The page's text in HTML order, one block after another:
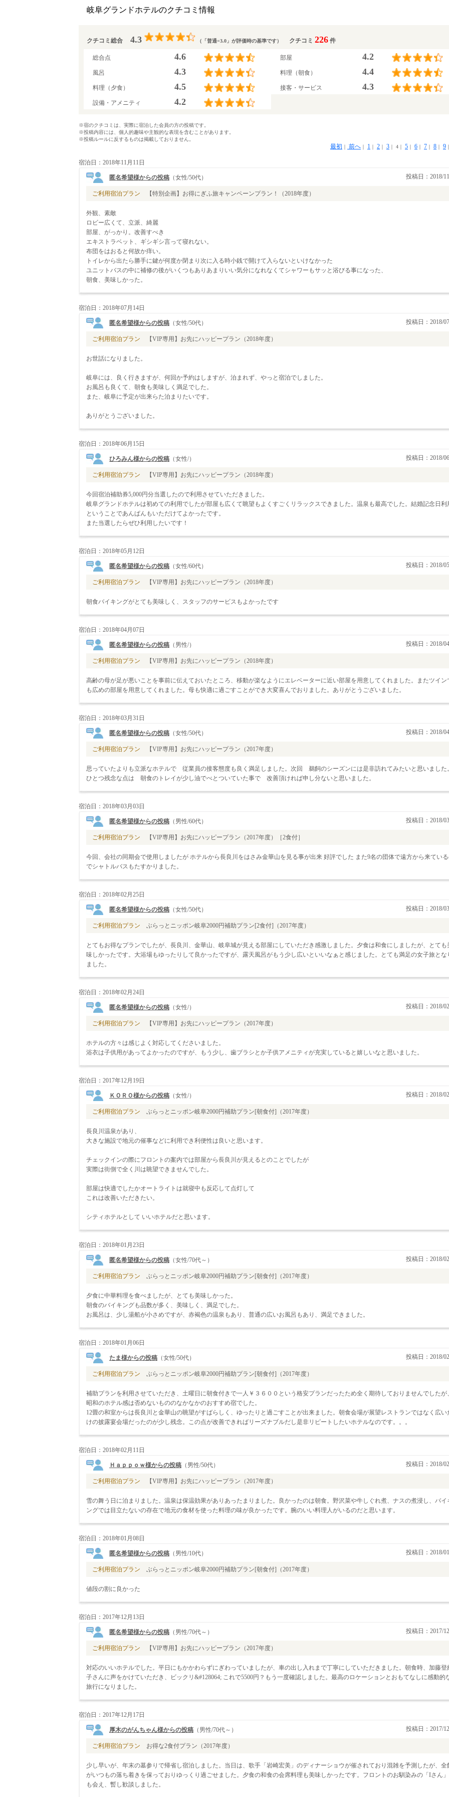
岐阜グランドホテルのクチコミ情報
クチコミ総合 4.3 （「普通=3.0」が評価時の基準です） クチコミ 226 件
総合点 4.6 部屋 4.2
風呂 4.3 料理（朝食） 4.4
料理（夕食） 4.5 接客・サービス 4.3
設備・アメニティ 4.2
※宿のクチコミは、実際に宿泊した会員の方の投稿です。
※投稿内容には、個人的趣味や主観的な表現を含むことがあります。
※投稿ルールに反するものは掲載しておりません。
最初 ｜ 前へ ｜ 1 ｜ 2 ｜ 3 ｜ 4 ｜ 5 ｜ 6 ｜ 7 ｜ 8 ｜ 9
宿泊日：2018年11月11日
匿名希望様からの投稿 （女性/50代） 投稿日：2018/
ご利用宿泊プラン 【特別企画】お得にぎふ旅キャンペーンプラン！（2018年度）
外観、素敵
ロビー広くて、立派、綺麗
部屋、がっかり。改善すべき
エキストラベット、ギシギシ言って寝れない。
布団をはおると何故か痒い。
トイレから出たら勝手に鍵が何度か閉まり次に入る時小銭で開けて入らないといけなかった
ユニットバスの中に補修の後がいくつもありあまりいい気分になれなくてシャワーもサッと浴びる事になった、
朝食、美味しかった。
宿泊日：2018年07月14日
匿名希望様からの投稿 （女性/50代） 投稿日：2018/
ご利用宿泊プラン 【VIP専用】お先にハッピープラン（2018年度）
お世話になりました。
岐阜には、良く行きますが、何回か予約はしますが、泊まれず、やっと宿泊でしました。
お風呂も良くて、朝食も美味しく満足でした。
また、岐阜に予定が出来らた泊まりたいです。
ありがとうございました。
宿泊日：2018年06月15日
ひろみん様からの投稿 （女性/） 投稿日：2018/
ご利用宿泊プラン 【VIP専用】お先にハッピープラン（2018年度）
今回宿泊補助券5,000円分当選したので利用させていただきました。
岐阜グランドホテルは初めての利用でしたが部屋も広くて眺望もよくすごくリラックスできました。温泉も最高でした。結婚記念日利
ということであんぱんもいただけてよかったです。
また当選したらぜひ利用したいです！
宿泊日：2018年05月12日
匿名希望様からの投稿 （女性/60代） 投稿日：2018/
ご利用宿泊プラン 【VIP専用】お先にハッピープラン（2018年度）
朝食バイキングがとても美味しく、スタッフのサービスもよかったです
宿泊日：2018年04月07日
匿名希望様からの投稿 （男性/） 投稿日：2018/
ご利用宿泊プラン 【VIP専用】お先にハッピープラン（2018年度）
高齢の母が足が悪いことを事前に伝えておいたところ、移動が楽なようにエレベーターに近い部屋を用意してくれました。またツイン
も広めの部屋を用意してくれました。母も快適に過ごすことができ大変喜んでおりました。ありがとうございました。
宿泊日：2018年03月31日
匿名希望様からの投稿 （女性/50代） 投稿日：2018/
ご利用宿泊プラン 【VIP専用】お先にハッピープラン（2017年度）
思っていたよりも立派なホテルで 従業員の接客態度も良く満足しました。次回 鵜飼のシーズンには是非訪れてみたいと思いました
ひとつ残念な点は 朝食のトレイが少し油でべとついていた事で 改善頂ければ申し分ないと思いました。
宿泊日：2018年03月03日
匿名希望様からの投稿 （男性/60代） 投稿日：2018/
ご利用宿泊プラン 【VIP専用】お先にハッピープラン（2017年度）［2食付］
今回、会社の同期会で使用しましたが ホテルから長良川をはさみ金華山を見る事が出来 好評でした また9名の団体で遠方から来てい
でシャトルバスもたすかりました。
宿泊日：2018年02月25日
匿名希望様からの投稿 （女性/50代） 投稿日：2018/
ご利用宿泊プラン ぶらっとニッポン岐阜2000円補助プラン[2食付]（2017年度）
とてもお得なプランでしたが、長良川、金華山、岐阜城が見える部屋にしていただき感激しました。夕食は和食にしましたが、とても
味しかったです。大浴場もゆったりして良かったですが、露天風呂がもう少し広いといいなぁと感じました。とても満足の女子旅とな
ました。
宿泊日：2018年02月24日
匿名希望様からの投稿 （女性/） 投稿日：2018/
ご利用宿泊プラン 【VIP専用】お先にハッピープラン（2017年度）
ホテルの方々は感じよく対応してくださいました。
浴衣は子供用があってよかったのですが、もう少し、歯ブラシとか子供アメニティが充実していると嬉しいなと思いました。
宿泊日：2017年12月19日
ＫＯＲＯ様からの投稿 （女性/） 投稿日：2018/
ご利用宿泊プラン ぶらっとニッポン岐阜2000円補助プラン[朝食付]（2017年度）
長良川温泉があり、
大きな施設で地元の催事などに利用でき利便性は良いと思います。
チェックインの際にフロントの案内では部屋から長良川が見えるとのことでしたが
実際は街側で全く川は眺望できませんでした。
部屋は快適でしたかオートライトは就寝中も反応して点灯して
これは改善いただきたい。
シティホテルとして いいホテルだと思います。
宿泊日：2018年01月23日
匿名希望様からの投稿 （女性/70代～） 投稿日：2018/
ご利用宿泊プラン ぶらっとニッポン岐阜2000円補助プラン[朝食付]（2017年度）
夕食に中華料理を食べましたが、とても美味しかった。
朝食のバイキングも品数が多く、美味しく、満足でした。
お風呂は、少し湯船が小さめですが、赤褐色の温泉もあり、普通の広いお風呂もあり、満足できました。
宿泊日：2018年01月06日
たま様からの投稿 （女性/50代） 投稿日：2018/
ご利用宿泊プラン ぶらっとニッポン岐阜2000円補助プラン[朝食付]（2017年度）
補助プランを利用させていただき、土曜日に朝食付きで一人￥３６００という格安プランだったため全く期待しておりませんでしたが
昭和のホテル感は否めないもののなかなかのおすすめ宿でした。
12畳の和室からは長良川と金華山の眺望がすばらしく、ゆったりと過ごすことが出来ました。朝食会場が展望レストランではなく広い
けの披露宴会場だったのが少し残念。この点が改善できればリーズナブルだし是非リピートしたいホテルなのです。。。
宿泊日：2018年02月11日
Ｈａｐｐｏｗ様からの投稿 （男性/50代） 投稿日：2018/
ご利用宿泊プラン 【VIP専用】お先にハッピープラン（2017年度）
雪の舞う日に泊まりました。温泉は保温効果がありあったまりました。良かったのは朝食。野沢菜や牛しぐれ煮、ナスの煮浸し、バイ
ングでは目立たないの存在で地元の食材を使った料理の味が良かったです。腕のいい料理人がいるのだと思います。
宿泊日：2018年01月08日
匿名希望様からの投稿 （男性/10代） 投稿日：2018/
ご利用宿泊プラン ぶらっとニッポン岐阜2000円補助プラン[朝食付]（2017年度）
値段の割に良かった
宿泊日：2017年12月13日
匿名希望様からの投稿 （男性/70代～） 投稿日：2017/
ご利用宿泊プラン 【VIP専用】お先にハッピープラン（2017年度）
対応のいいホテルでした。平日にもかかわらずにぎわっていましたが、車の出し入れまで丁寧にしていただきました。朝食時、加藤登
子さんに声をかけていただき、ビックリ&#128064; これで5500円？もう一度確認しました。最高のロケーションとおもてなしに感動的
旅行になりました。
宿泊日：2017年12月17日
厚木のがんちゃん様からの投稿 （男性/70代～） 投稿日：2017/
ご利用宿泊プラン お得な2食付プラン（2017年度）
少し早いが、年末の墓参りで帰省し宿泊しました。当日は、歌手「岩崎宏美」のディナーショウが催されており混雑を予測したが、全
がいつもの落ち着きを保っておりゆっくり過ごせました。夕食の和食の会席料理も美味しかったです。フロントのお馴染みの「Iさん
も会え、暫し歓談しました。